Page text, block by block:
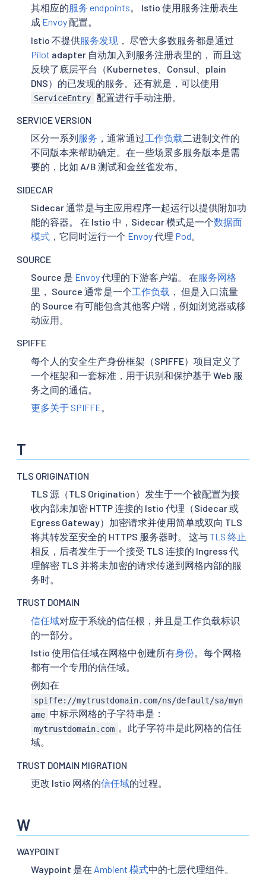
其相应的服务 endpoints。 Istio 使用服务注册表生
成 Envoy配置。
Istio 不提供服务发现 ， 尽管大多数服务都是通过
Pilot adapter 自动加入到服务注册表里的， 而且这
反映了底层平台（Kubernetes、Consul、plain
DNS）的已发现的服务。还有就是，可以使用
ServiceEntry 配置进行手动注册。
SERVICE VERSION
区分一系列服务 ，通常通过工作负载二进制文件的
不同版本来帮助确定。在一些场景多服务版本是需
要的，比如 A/B 测试和金丝雀发布。
SIDECAR
Sidecar 通常是与主应用程序一起运行以提供附加功
能的容器。 在 Istio 中，Sidecar 模式是一个数据面
模式 ，它同时运行一个 Envoy代理 Pod。
SOURCE
Source 是 Envoy代理的下游客户端。 在服务网格
里， Source 通常是一个工作负载 ， 但是入口流量
的 Source 有可能包含其他客户端，例如浏览器或移
动应用。
SPIFFE
每个人的安全生产身份框架（SPIFFE）项目定义了
一个框架和一套标准，用于识别和保护基于 Web 服
务之间的通信。
更多关于 SPIFFE。
T
TLS ORIGINATION
TLS 源（TLS Origination）发生于一个被配置为接
收内部未加密 HTTP 连接的 Istio 代理（Sidecar 或
Egress Gateway）加密请求并使用简单或双向 TLS
将其转发至安全的 HTTPS 服务器时。 这与TLS 终止
相反，后者发生于一个接受 TLS 连接的 Ingress 代
理解密 TLS 并将未加密的请求传递到网格内部的服
务时。
TRUST DOMAIN
信任域对应于系统的信任根，并且是工作负载标识
的一部分。
Istio 使用信任域在网格中创建所有身份。每个网格
都有一个专用的信任域。
例如在
spiffe://mytrustdomain.com/ns/default/sa/myn
ame 中标示网格的子字符串是：
mytrustdomain.com 。此子字符串是此网格的信任
域。
TRUST DOMAIN MIGRATION
更改 Istio 网格的信任域的过程。
W
WAYPOINT
Waypoint 是在 Ambient 模式中的七层代理组件。